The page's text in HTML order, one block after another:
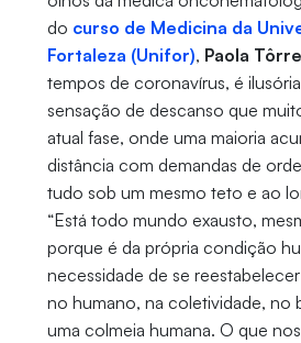
do curso de Medicina da
Fortaleza (Unifor), Paola
tempos de coronavírus, é
sensação de descanso que
atual fase, onde uma maioria
distância com demandas de
tudo sob um mesmo teto e ao
“Está todo mundo exausto,
porque é da própria condição
necessidade de se
no humano, na coletividade, no
uma colmeia humana. O que